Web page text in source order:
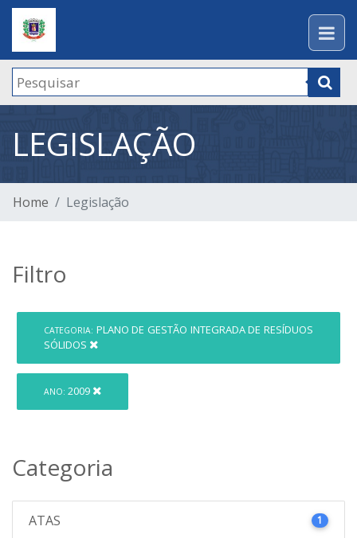
LEGISLAÇÃO
Home Legislação
Filtro
CATEGORIA: PLANO DE GESTÃO INTEGRADA DE RESÍDUOS
SÓLIDOS
ANO: 2009
Categoria
ATAS 1